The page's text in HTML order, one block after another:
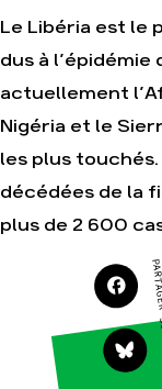
terrain
Agir au
Soutenir les
campagnes
partie de son
patrimoine
Télécharger
guides
Le Libéria est le
dus à
actuellement
Nigéria et le
les plus
décédées de la
plus de 2 600